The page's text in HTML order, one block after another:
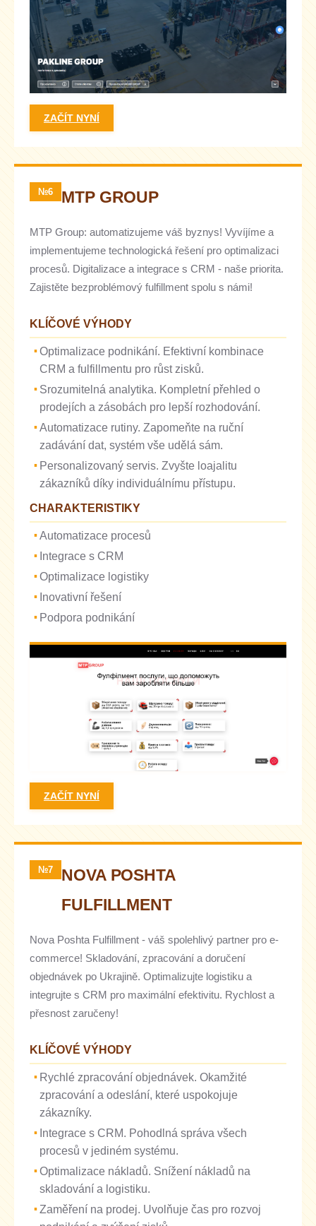
ZAČÍT NYNÍ
№6 MTP GROUP
MTP Group: automatizujeme váš byznys! Vyvíjíme a
implementujeme technologická řešení pro optimalizaci
procesů. Digitalizace a integrace s CRM - naše priorita.
Zajistěte bezproblémový fulfillment spolu s námi!
KLÍČOVÉ VÝHODY
Optimalizace podnikání. Efektivní kombinace
CRM a fulfillmentu pro růst zisků.
Srozumitelná analytika. Kompletní přehled o
prodejích a zásobách pro lepší rozhodování.
Automatizace rutiny. Zapomeňte na ruční
zadávání dat, systém vše udělá sám.
Personalizovaný servis. Zvyšte loajalitu
zákazníků díky individuálnímu přístupu.
CHARAKTERISTIKY
Automatizace procesů
Integrace s CRM
Optimalizace logistiky
Inovativní řešení
Podpora podnikání
ZAČÍT NYNÍ
№7
NOVA POSHTA
FULFILLMENT
Nova Poshta Fulfillment - váš spolehlivý partner pro e-
commerce! Skladování, zpracování a doručení
objednávek po Ukrajině. Optimalizujte logistiku a
integrujte s CRM pro maximální efektivitu. Rychlost a
přesnost zaručeny!
KLÍČOVÉ VÝHODY
Rychlé zpracování objednávek. Okamžité
zpracování a odeslání, které uspokojuje
zákazníky.
Integrace s CRM. Pohodlná správa všech
procesů v jediném systému.
Optimalizace nákladů. Snížení nákladů na
skladování a logistiku.
Zaměření na prodej. Uvolňuje čas pro rozvoj